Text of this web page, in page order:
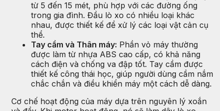
từ 5 đến 15 mét, phù hợp với các đường ống
trong gia đình. Đầu lò xo có nhiều loại khác
nhau, được thiết kế để xử lý các loại vật cản cụ
thể.
Tay cầm và Thân máy: Phần vỏ máy thường
được làm từ nhựa ABS cao cấp, có khả năng
cách điện và chống va đập tốt. Tay cầm được
thiết kế công thái học, giúp người dùng cầm nắm
chắc chắn và điều khiển máy một cách dễ dàng.
Cơ chế hoạt động của máy dựa trên nguyên lý xoắn